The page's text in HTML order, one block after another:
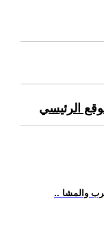
الرئيسي
والمشا